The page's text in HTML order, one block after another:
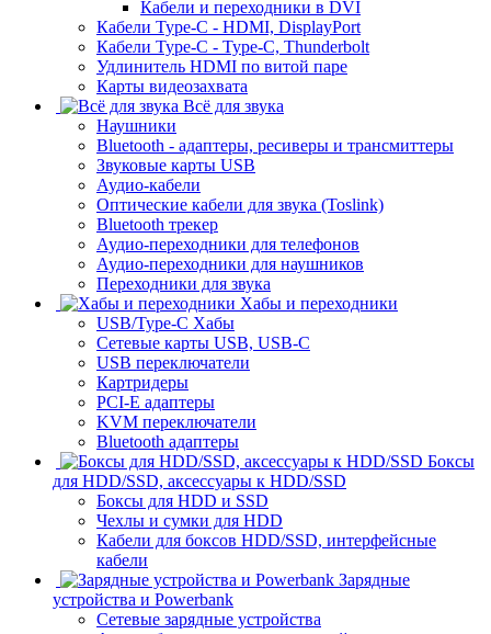
Кабели и переходники в DVI
Кабели Type-C - HDMI, DisplayPort
Кабели Type-C - Type-C, Thunderbolt
Удлинитель HDMI по витой паре
Карты видеозахвата
Всё для звука
Наушники
Bluetooth - адаптеры, ресиверы и трансмиттеры
Звуковые карты USB
Аудио-кабели
Оптические кабели для звука (Toslink)
Bluetooth трекер
Аудио-переходники для телефонов
Аудио-переходники для наушников
Переходники для звука
Хабы и переходники
USB/Type-C Хабы
Сетевые карты USB, USB-C
USB переключатели
Картридеры
PCI-E адаптеры
KVM переключатели
Bluetooth адаптеры
Боксы
для HDD/SSD, аксессуары к HDD/SSD
Боксы для HDD и SSD
Чехлы и сумки для HDD
Кабели для боксов HDD/SSD, интерфейсные
кабели
Зарядные
устройства и Powerbank
Сетевые зарядные устройства